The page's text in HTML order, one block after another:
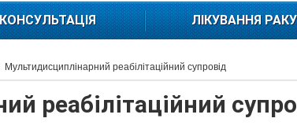
КОНСУЛЬТАЦІЯ ЛІКУВАННЯ РАКУ
Мультидисциплінарний реабілітаційний супровід
реабілітаційний